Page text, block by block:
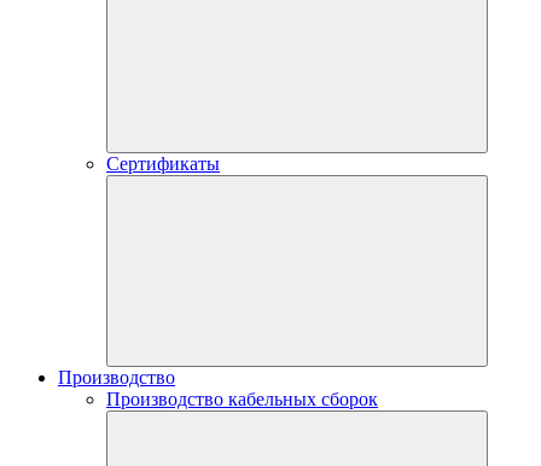
Сертификаты
Производство
Производство кабельных сборок